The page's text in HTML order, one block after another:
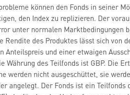
können den Fonds in seiner
den Index zu replizieren. Der
unter normalen Marktbedingungen
Rendite des Produktes lässt sich von
Anteilspreis und einer etwaigen
Währung des Teilfonds ist GBP. Die
werden nicht ausgeschüttet, sie
angelegt. Der Fonds ist ein Teilfonds